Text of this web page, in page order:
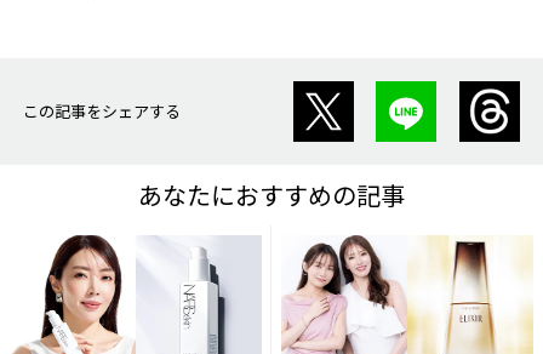
この記事をシェアする
あなたにおすすめの記事